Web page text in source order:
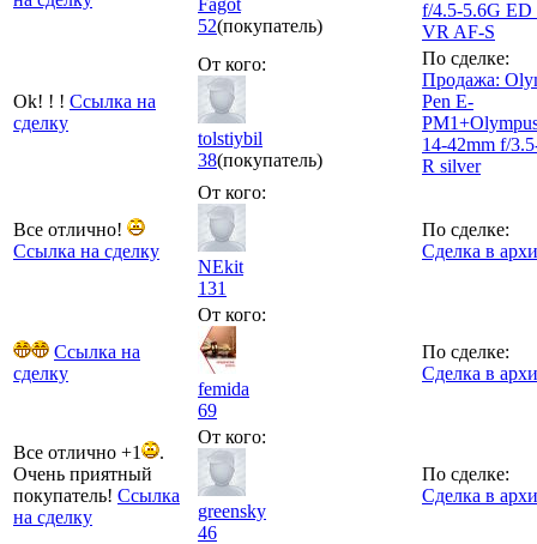
52(покупатель)
f/4.5-5.6G
VR AF-S
Ok! ! ! Ссылка на
сделку
От кого:
tolstiybil
38(покупатель)
По сделке:
Продажа:
Pen E-
14-42mm f/
R silver
Все отлично!
Ссылка на сделку
От кого:
NEkit
131
По сделке:
Сделка в
Ссылка на
сделку
От кого:
femida
69
По сделке:
Сделка в
Все отлично +1
.
Очень приятный
покупатель! Ссылка
на сделку
От кого:
greensky
46
По сделке:
Сделка в